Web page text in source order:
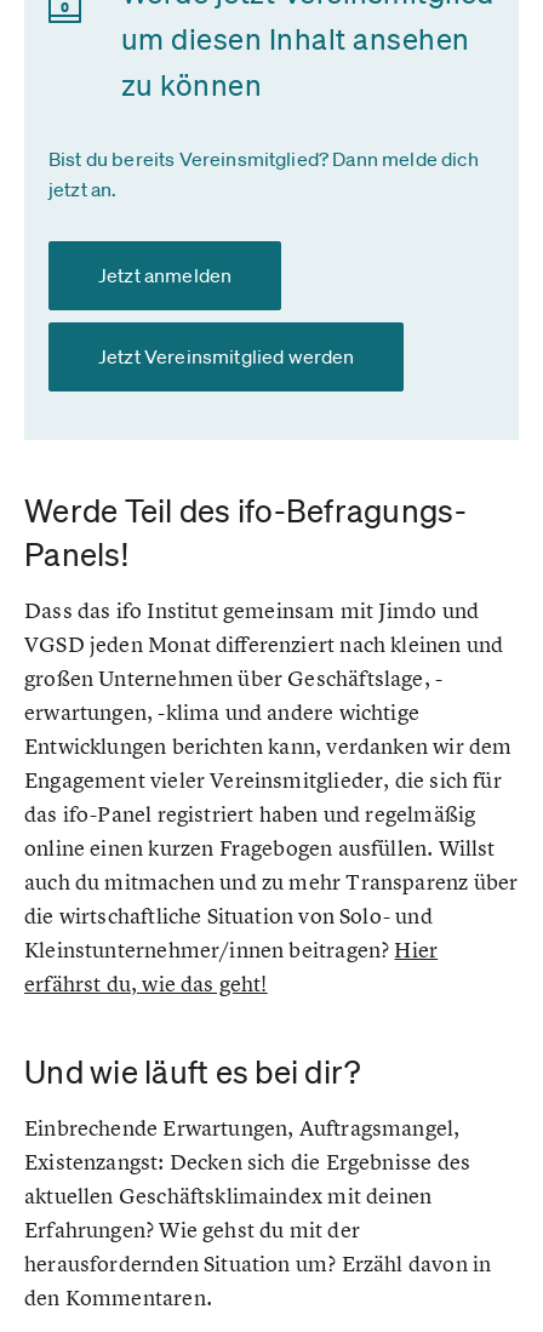
um diesen Inhalt ansehen
zu können
Bist du bereits Vereinsmitglied? Dann melde dich
jetzt an.
Jetzt anmelden
Jetzt Vereinsmitglied werden
Werde Teil des ifo-Befragungs-
Panels!
Dass das ifo Institut gemeinsam mit Jimdo und
VGSD jeden Monat differenziert nach kleinen und
großen Unternehmen über Geschäftslage, -
erwartungen, -klima und andere wichtige
Entwicklungen berichten kann, verdanken wir dem
Engagement vieler Vereinsmitglieder, die sich für
das ifo-Panel registriert haben und regelmäßig
online einen kurzen Fragebogen ausfüllen. Willst
auch du mitmachen und zu mehr Transparenz über
die wirtschaftliche Situation von Solo- und
Kleinstunternehmer/innen beitragen? Hier
erfährst du, wie das geht!
Und wie läuft es bei dir?
Einbrechende Erwartungen, Auftragsmangel,
Existenzangst: Decken sich die Ergebnisse des
aktuellen Geschäftsklimaindex mit deinen
Erfahrungen? Wie gehst du mit der
herausfordernden Situation um? Erzähl davon in
den Kommentaren.